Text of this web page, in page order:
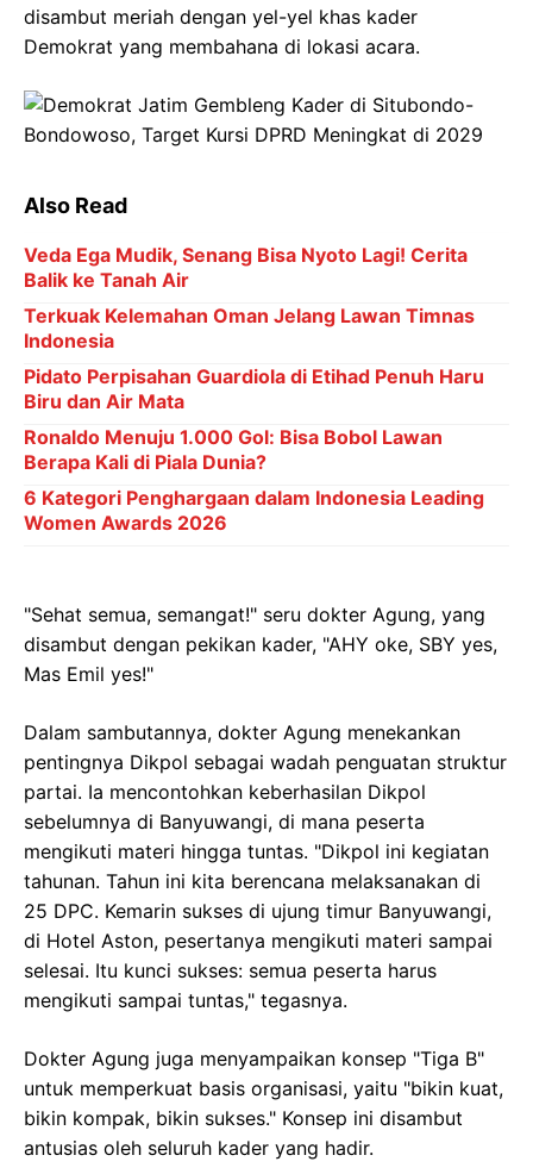
disambut meriah dengan yel-yel khas kader
Demokrat yang membahana di lokasi acara.
Also Read
Veda Ega Mudik, Senang Bisa Nyoto Lagi! Cerita
Balik ke Tanah Air
Terkuak Kelemahan Oman Jelang Lawan Timnas
Indonesia
Pidato Perpisahan Guardiola di Etihad Penuh Haru
Biru dan Air Mata
Ronaldo Menuju 1.000 Gol: Bisa Bobol Lawan
Berapa Kali di Piala Dunia?
6 Kategori Penghargaan dalam Indonesia Leading
Women Awards 2026
"Sehat semua, semangat!" seru dokter Agung, yang
disambut dengan pekikan kader, "AHY oke, SBY yes,
Mas Emil yes!"
Dalam sambutannya, dokter Agung menekankan
pentingnya Dikpol sebagai wadah penguatan struktur
partai. Ia mencontohkan keberhasilan Dikpol
sebelumnya di Banyuwangi, di mana peserta
mengikuti materi hingga tuntas. "Dikpol ini kegiatan
tahunan. Tahun ini kita berencana melaksanakan di
25 DPC. Kemarin sukses di ujung timur Banyuwangi,
di Hotel Aston, pesertanya mengikuti materi sampai
selesai. Itu kunci sukses: semua peserta harus
mengikuti sampai tuntas," tegasnya.
Dokter Agung juga menyampaikan konsep "Tiga B"
untuk memperkuat basis organisasi, yaitu "bikin kuat,
bikin kompak, bikin sukses." Konsep ini disambut
antusias oleh seluruh kader yang hadir.